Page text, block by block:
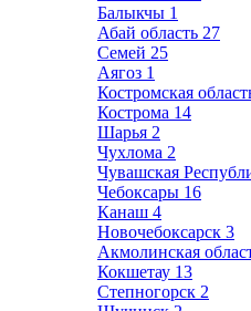
Балыкчы 1
Абай область 27
Семей 25
Аягоз 1
Костромская
Кострома 14
Шарья 2
Чухлома 2
Чувашская
Чебоксары 16
Канаш 4
Новочебоксарск 3
Акмолинская
Кокшетау 13
Степногорск 2